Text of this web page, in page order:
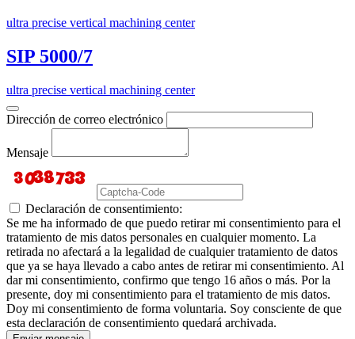
ultra precise vertical machining center
SIP 5000/7
ultra precise vertical machining center
Dirección de correo electrónico
Mensaje
Declaración de consentimiento:
Se me ha informado de que puedo retirar mi consentimiento para el
tratamiento de mis datos personales en cualquier momento. La
retirada no afectará a la legalidad de cualquier tratamiento de datos
que ya se haya llevado a cabo antes de retirar mi consentimiento. Al
dar mi consentimiento, confirmo que tengo 16 años o más. Por la
presente, doy mi consentimiento para el tratamiento de mis datos.
Doy mi consentimiento de forma voluntaria. Soy consciente de que
esta declaración de consentimiento quedará archivada.